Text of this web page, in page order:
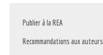
Publier à la REA
Recommandations aux auteurs